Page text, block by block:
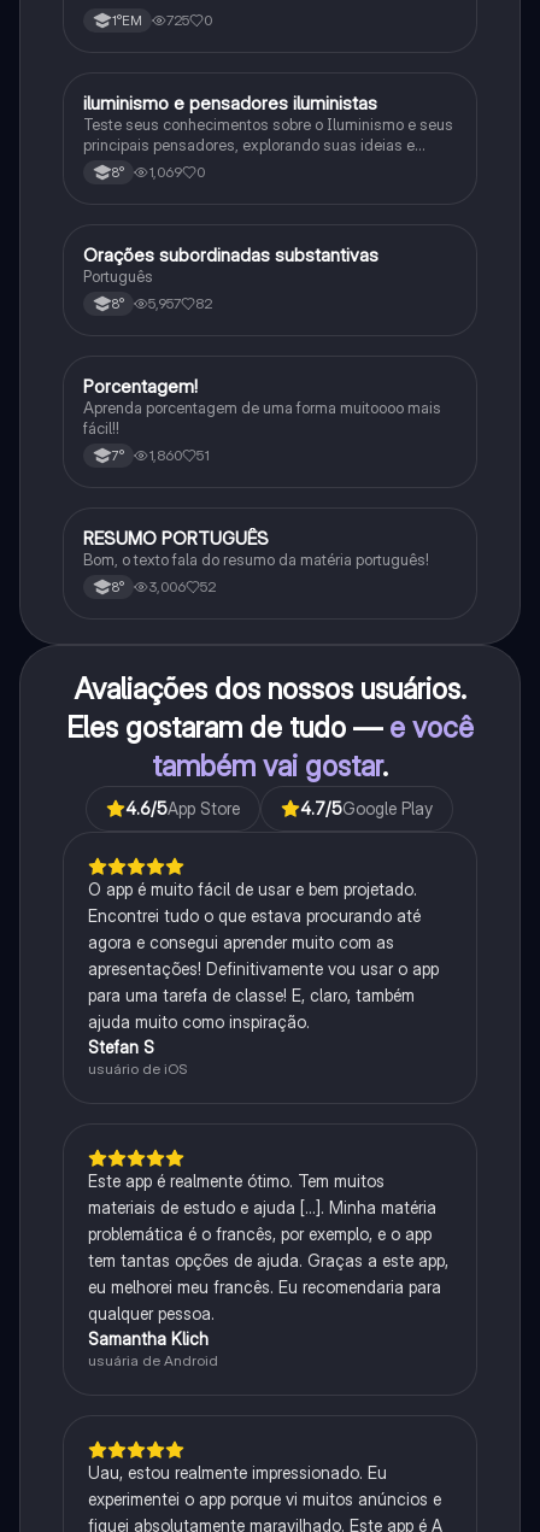
procariontes.
1°EM 725 0
História
iluminismo e pensadores iluministas
Teste seus conhecimentos sobre o Iluminismo e seus
principais pensadores, explorando suas ideias e
impacto histórico.
8° 1,069 0
Português
Orações subordinadas substantivas
Português
8° 5,957 82
Matematica
Porcentagem!
Aprenda porcentagem de uma forma muitoooo mais
fácil!!
7° 1,860 51
Português
RESUMO PORTUGUÊS
Bom, o texto fala do resumo da matéria português!
8° 3,006 52
Avaliações dos nossos usuários.
Eles gostaram de tudo — e você
também vai gostar.
4.6/5App Store 4.7/5Google Play
O app é muito fácil de usar e bem projetado.
Encontrei tudo o que estava procurando até
agora e consegui aprender muito com as
apresentações! Definitivamente vou usar o app
para uma tarefa de classe! E, claro, também
ajuda muito como inspiração.
Stefan S
usuário de iOS
Este app é realmente ótimo. Tem muitos
materiais de estudo e ajuda [...]. Minha matéria
problemática é o francês, por exemplo, e o app
tem tantas opções de ajuda. Graças a este app,
eu melhorei meu francês. Eu recomendaria para
qualquer pessoa.
Samantha Klich
usuária de Android
Uau, estou realmente impressionado. Eu
experimentei o app porque vi muitos anúncios e
fiquei absolutamente maravilhado. Este app é A